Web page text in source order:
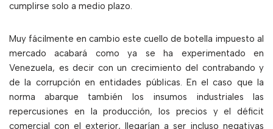
cumplirse solo a medio plazo.
Muy fácilmente en cambio este cuello de botella impuesto al
mercado acabará como ya se ha experimentado en
Venezuela, es decir con un crecimiento del contrabando y
de la corrupción en entidades públicas. En el caso que la
norma abarque también los insumos industriales las
repercusiones en la producción, los precios y el déficit
comercial con el exterior, llegarían a ser incluso negativas